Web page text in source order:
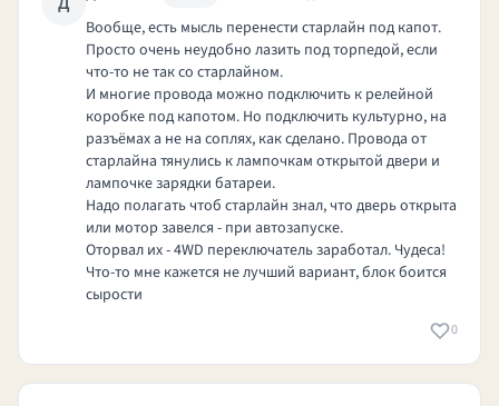
Вообще, есть мысль перенести старлайн под капот.
Просто очень неудобно лазить под торпедой, если
что-то не так со старлайном.
И многие провода можно подключить к релейной
коробке под капотом. Но подключить культурно, на
разъёмах а не на соплях, как сделано. Провода от
старлайна тянулись к лампочкам открытой двери и
лампочке зарядки батареи.
Надо полагать чтоб старлайн знал, что дверь открыта
или мотор завелся - при автозапуске.
Оторвал их - 4WD переключатель заработал. Чудеса!
Что-то мне кажется не лучший вариант, блок боится
сырости
0